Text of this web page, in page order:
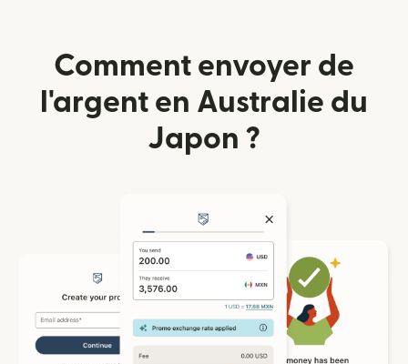
Comment envoyer de
l'argent en Australie du
Japon ?